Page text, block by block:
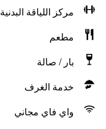
مركز اللياقة البدنية
مطعم
بار / صالة
خدمة الغرف
واي فاي مجاني